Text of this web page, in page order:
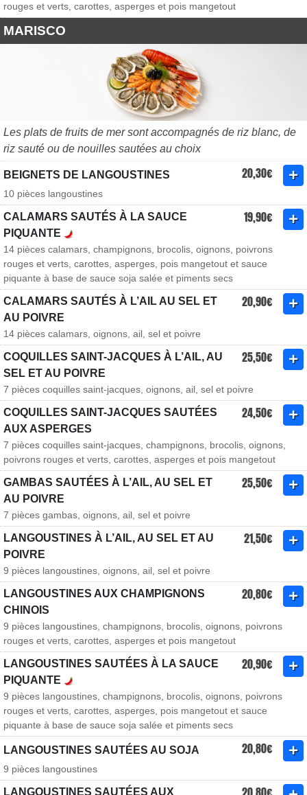
rouges et verts, carottes, asperges et pois mangetout
MARISCO
Les plats de fruits de mer sont accompagnés de riz blanc, de
riz sauté ou de nouilles sautées au choix
BEIGNETS DE LANGOUSTINES 20,30€
10 pièces langoustines
CALAMARS SAUTÉS À LA SAUCE
PIQUANTE
19,90€
14 pièces calamars, champignons, brocolis, oignons, poivrons
rouges et verts, carottes, asperges, pois mangetout et sauce
piquante à base de sauce soja salée et piments secs
CALAMARS SAUTÉS À L’AIL AU SEL ET
AU POIVRE
20,90€
14 pièces calamars, oignons, ail, sel et poivre
COQUILLES SAINT-JACQUES À L’AIL, AU
SEL ET AU POIVRE
25,50€
7 pièces coquilles saint-jacques, oignons, ail, sel et poivre
COQUILLES SAINT-JACQUES SAUTÉES
AUX ASPERGES
24,50€
7 pièces coquilles saint-jacques, champignons, brocolis, oignons,
poivrons rouges et verts, carottes, asperges et pois mangetout
GAMBAS SAUTÉES À L’AIL, AU SEL ET
AU POIVRE
25,50€
7 pièces gambas, oignons, ail, sel et poivre
LANGOUSTINES À L’AIL, AU SEL ET AU
POIVRE
21,50€
9 pièces langoustines, oignons, ail, sel et poivre
LANGOUSTINES AUX CHAMPIGNONS
CHINOIS
20,80€
9 pièces langoustines, champignons, brocolis, oignons, poivrons
rouges et verts, carottes, asperges et pois mangetout
LANGOUSTINES SAUTÉES À LA SAUCE
PIQUANTE
20,90€
9 pièces langoustines, champignons, brocolis, oignons, poivrons
rouges et verts, carottes, asperges, pois mangetout et sauce
piquante à base de sauce soja salée et piments secs
LANGOUSTINES SAUTÉES AU SOJA 20,80€
9 pièces langoustines
LANGOUSTINES SAUTÉES AUX